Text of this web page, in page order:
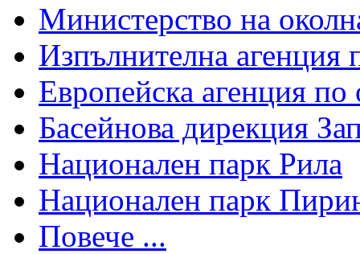
Министерство на
Изпълнителна агенция
Европейска агенция по
Басейнова дирекция
Национален парк Рила
Национален парк
Повече ...